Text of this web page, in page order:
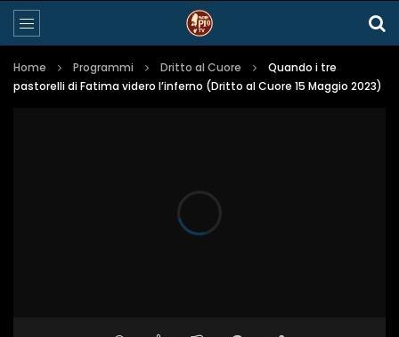
Home Programmi Dritto al Cuore
Quando i tre
pastorelli di Fatima videro l’inferno (Dritto al Cuore 15 Maggio 2023)